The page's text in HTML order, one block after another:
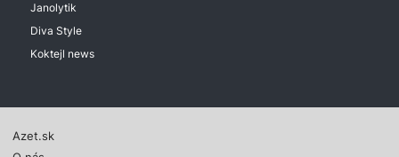
Janolytik
Diva Style
Koktejl news
Azet.sk